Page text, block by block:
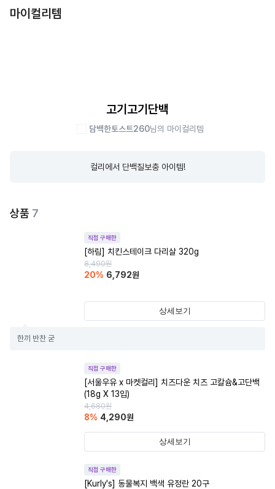
마이컬리템
고기고기단백
담백한토스트260님의 마이컬리템
컬리에서 단백질보충 아이템!
상품 7
직접 구매한
[하림] 치킨스테이크 다리살 320g
8,490원
20% 6,792원
상세보기
한끼 반찬 굳
직접 구매한
[서울우유 x 마켓컬리] 치즈다운 치즈 고칼슘&고단백
(18g X 13입)
4,680원
8% 4,290원
상세보기
직접 구매한
[Kurly's] 동물복지 백색 유정란 20구